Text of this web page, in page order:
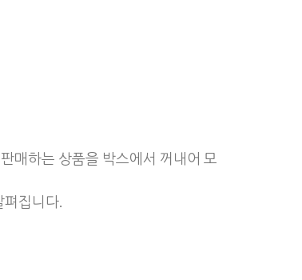
매하는 상품을 박스에서 꺼내어 모
집니다.